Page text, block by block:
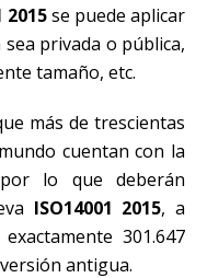
2015se puede aplicar
privada o pública,
tamaño, etc.
más de trescientas
cuentan con la
lo que deberán
ISO14001 2015, a
301.647
antigua.